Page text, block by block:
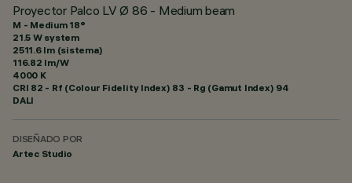
Proyector Palco LV Ø 86 - Medium beam
M - Medium 18°
21.5 W system
2511.6 lm (sistema)
116.82 lm/W
4000 K
CRI 82 - Rf (Colour Fidelity Index) 83 - Rg (Gamut Index) 94
DALI
DISEÑADO POR
Artec Studio